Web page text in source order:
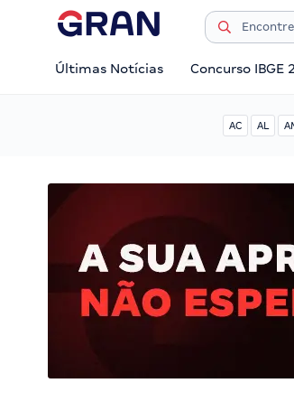
Últimas Notícias Concurso IBGE
AC AL